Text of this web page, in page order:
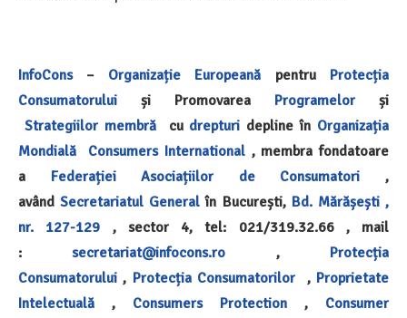
InfoCons– Organizație Europeană pentru Protecția
Consumatorului
și Promovarea Programelor
și
Strategiilor membră cu drepturi depline în Organizația
Mondială
Consumers International , membra fondatoare
a Federației Asociațiilor de Consumatori
,
avândSecretariatul General în București, Bd. Mărășești ,
nr. 127-129 , sector 4, tel: 021/319.32.66 , mail
:secretariat@infocons.ro , Protecția
Consumatorului , Protecția Consumatorilor , Proprietate
Intelectuală
, Consumers Protection ,
Consumer